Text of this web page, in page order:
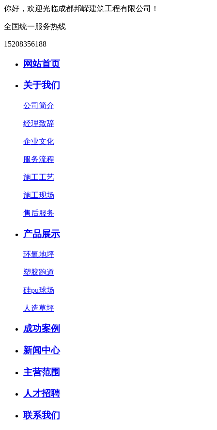
你好，欢迎光临成都邦嵘建筑工程有限公司！
全国统一服务热线
15208356188
网站首页
关于我们
公司简介
经理致辞
企业文化
服务流程
施工工艺
施工现场
售后服务
产品展示
环氧地坪
塑胶跑道
硅pu球场
人造草坪
成功案例
新闻中心
主营范围
人才招聘
联系我们